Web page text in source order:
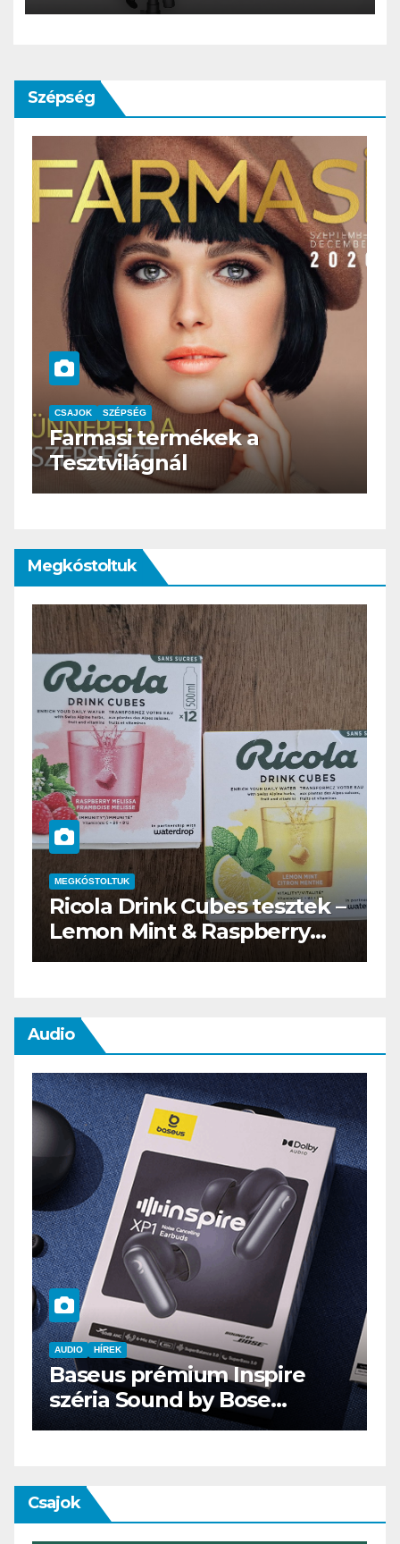
Szépség
CSAJOK SZÉPSÉG
HERBioticum
Megkóstoltuk
MEGKÓSTOLTUK
Waterdrop üdítő kapszula
teszt
Audio
AUDIO IT MŰSZAKI
ENDORFY VIRO Plus USB
Csajok